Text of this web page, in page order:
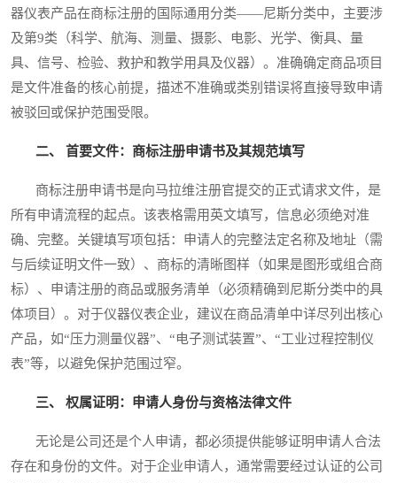
器仪表产品在商标注册的国际通用分类——尼斯分类中，主要涉
及第9类（科学、航海、测量、摄影、电影、光学、衡具、量
具、信号、检验、救护和教学用具及仪器）。准确确定商品项目
是文件准备的核心前提，描述不准确或类别错误将直接导致申请
被驳回或保护范围受限。
二、 首要文件：商标注册申请书及其规范填写
商标注册申请书是向马拉维注册官提交的正式请求文件，是
所有申请流程的起点。该表格需用英文填写，信息必须绝对准
确、完整。关键填写项包括：申请人的完整法定名称及地址（需
与后续证明文件一致）、商标的清晰图样（如果是图形或组合商
标）、申请注册的商品或服务清单（必须精确到尼斯分类中的具
体项目）。对于仪器仪表企业，建议在商品清单中详尽列出核心
产品，如“压力测量仪器”、“电子测试装置”、“工业过程控制仪
表”等，以避免保护范围过窄。
三、 权属证明：申请人身份与资格法律文件
无论是公司还是个人申请，都必须提供能够证明申请人合法
存在和身份的文件。对于企业申请人，通常需要经过认证的公司